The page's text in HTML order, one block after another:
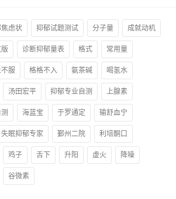
虑状 抑郁试题测试 分子量 成就动机
诊断抑郁量表 格式 常用量
服 格格不入 氨茶碱 喝氢水
汤田宏平 抑郁专业自测 上腺素
海蓝宝 于罗通定 输舒血宁
失眠抑郁专家 鄞州二院 利培酮口
鸡子 舌下 升阳 虚火 降噪
谷微素